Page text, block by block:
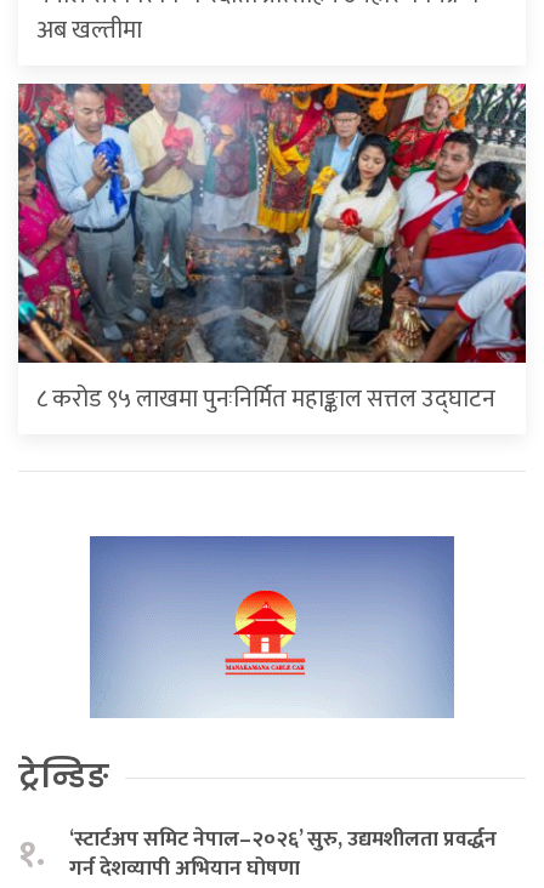
अब खल्तीमा
८ करोड ९५ लाखमा पुनःनिर्मित महाङ्काल सत्तल उद्घाटन
ट्रेन्डिङ
१.
‘स्टार्टअप समिट नेपाल–२०२६’ सुरु, उद्यमशीलता प्रवर्द्धन
गर्न देशव्यापी अभियान घोषणा